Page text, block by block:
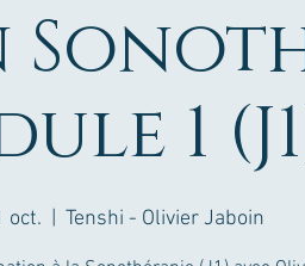
1
oct. Tenshi - Olivier Jaboin